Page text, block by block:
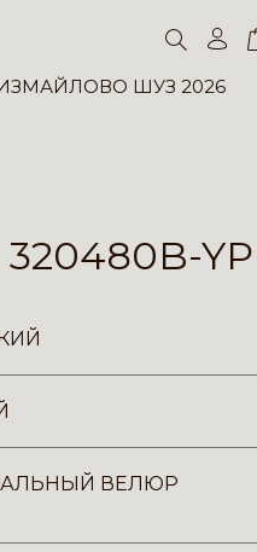
ШУЗ 2026
YP
ВЕЛЮР